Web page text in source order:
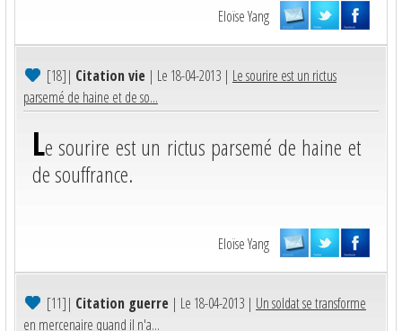
Eloïse Yang
[18]| Citation vie | Le 18-04-2013 | Le sourire est un rictus
parsemé de haine et de so...
Le sourire est un rictus parsemé de haine et
de souffrance.
Eloïse Yang
[11]| Citation guerre | Le 18-04-2013 | Un soldat se transforme
en mercenaire quand il n'a...